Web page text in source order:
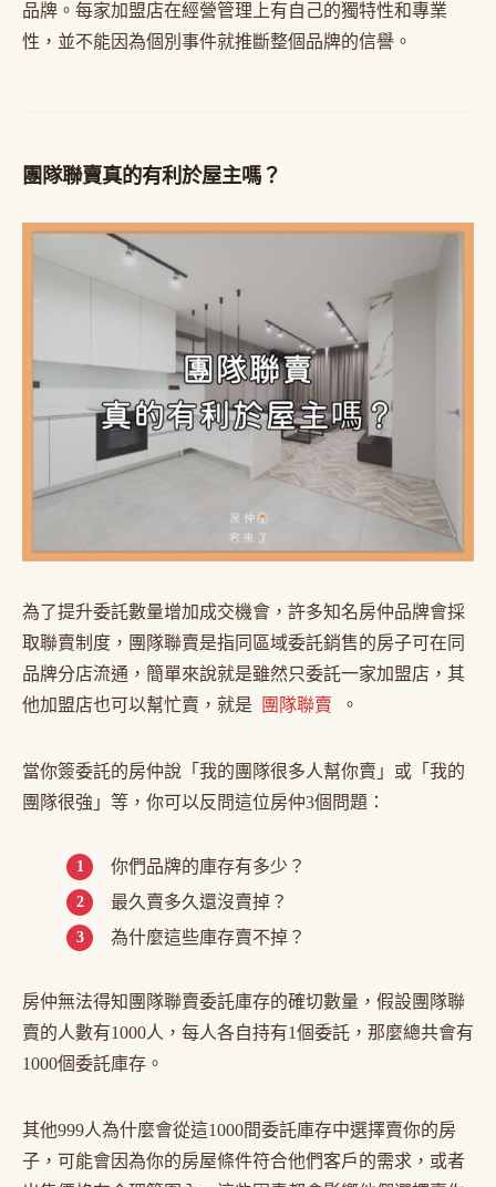
品牌。每家加盟店在經營管理上有自己的獨特性和專業
性，並不能因為個別事件就推斷整個品牌的信譽。
團隊聯賣真的有利於屋主嗎？
為了提升委託數量增加成交機會，許多知名房仲品牌會採
取聯賣制度，團隊聯賣是指同區域委託銷售的房子可在同
品牌分店流通，簡單來說就是雖然只委託一家加盟店，其
他加盟店也可以幫忙賣，就是
團隊聯賣 。
當你簽委託的房仲說「我的團隊很多人幫你賣」或「我的
團隊很強」等，你可以反問這位房仲3個問題：
你們品牌的庫存有多少？
最久賣多久還沒賣掉？
為什麼這些庫存賣不掉？
房仲無法得知團隊聯賣委託庫存的確切數量，假設團隊聯
賣的人數有1000人，每人各自持有1個委託，那麼總共會有
1000個委託庫存。
其他999人為什麼會從這1000間委託庫存中選擇賣你的房
子，可能會因為你的房屋條件符合他們客戶的需求，或者